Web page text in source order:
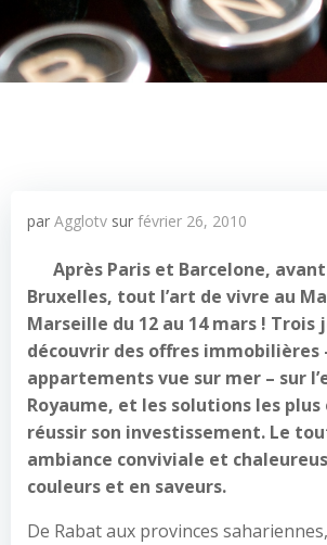
par Agglotv sur février 26, 2010
Après Paris et Barcelone,
Bruxelles, tout l’art de vivre au
Marseille du 12 au 14 mars ! Trois
découvrir des offres immobilières
appartements vue sur mer – sur
Royaume, et les solutions les
réussir son investissement. Le
ambiance conviviale et
couleurs et en saveurs.
De Rabat aux provinces